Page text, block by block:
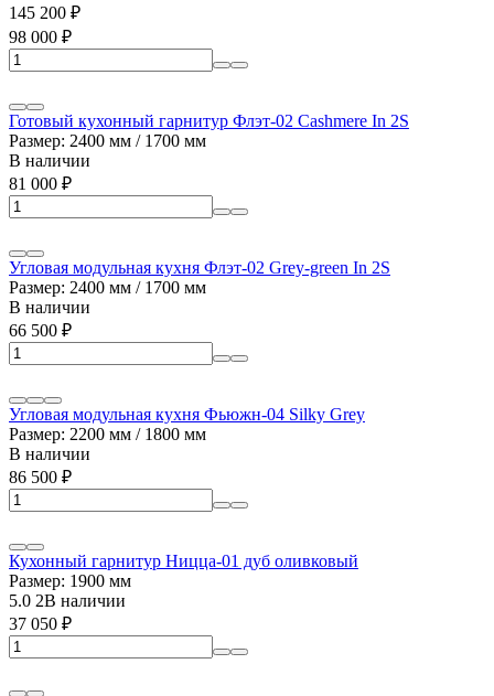
145 200 ₽
98 000 ₽
Готовый кухонный гарнитур Флэт-02 Cashmere In 2S
Размер: 2400 мм / 1700 мм
В наличии
81 000 ₽
Угловая модульная кухня Флэт-02 Grey-green In 2S
Размер: 2400 мм / 1700 мм
В наличии
66 500 ₽
Угловая модульная кухня Фьюжн-04 Silky Grey
Размер: 2200 мм / 1800 мм
В наличии
86 500 ₽
Кухонный гарнитур Ницца-01 дуб оливковый
Размер: 1900 мм
5.0 2В наличии
37 050 ₽